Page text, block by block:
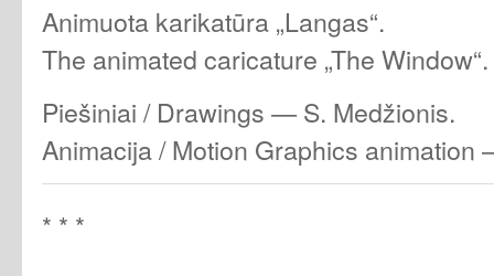
Animuota karikatūra „Langas“.
The animated caricature „The Window“.
Piešiniai / Drawings — S. Medžionis.
Animacija / Motion Graphics
* * *